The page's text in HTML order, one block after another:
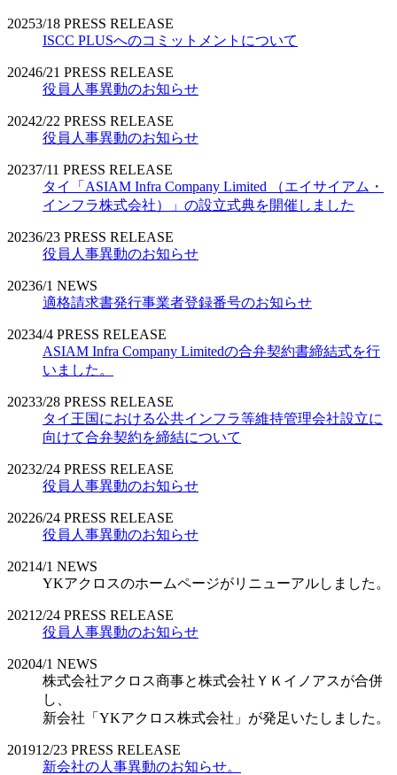
20253/18 PRESS RELEASE
ISCC PLUSへのコミットメントについて
20246/21 PRESS RELEASE
役員人事異動のお知らせ
20242/22 PRESS RELEASE
役員人事異動のお知らせ
20237/11 PRESS RELEASE
タイ「ASIAM Infra Company Limited （エイサイアム・
インフラ株式会社）」の設立式典を開催しました
20236/23 PRESS RELEASE
役員人事異動のお知らせ
20236/1 NEWS
適格請求書発行事業者登録番号のお知らせ
20234/4 PRESS RELEASE
ASIAM Infra Company Limitedの合弁契約書締結式を行
いました。
20233/28 PRESS RELEASE
タイ王国における公共インフラ等維持管理会社設立に
向けて合弁契約を締結について
20232/24 PRESS RELEASE
役員人事異動のお知らせ
20226/24 PRESS RELEASE
役員人事異動のお知らせ
20214/1 NEWS
YKアクロスのホームページがリニューアルしました。
2021 2/24 PRESS RELEASE
役員人事異動のお知らせ
20204/1 NEWS
株式会社アクロス商事と株式会社ＹＫイノアスが合併
し、
新会社「YKアクロス株式会社」が発足いたしました。
201912/23 PRESS RELEASE
新会社の人事異動のお知らせ。